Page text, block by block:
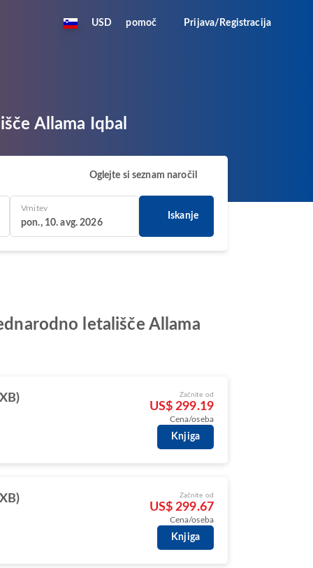
USD pomoč Prijava/Registracija
Allama Iqbal
Oglejte si seznam naročil
Vrnitev
pon., 10. avg. 2026
Iskanje
letališče Allama
Začnite od
US$ 299.19
Cena/oseba
Knjiga
Začnite od
US$ 299.67
Cena/oseba
Knjiga